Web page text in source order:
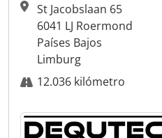
St Jacobslaan 65
6041 LJ Roermond
Países Bajos
Limburg
12.036 kilómetro